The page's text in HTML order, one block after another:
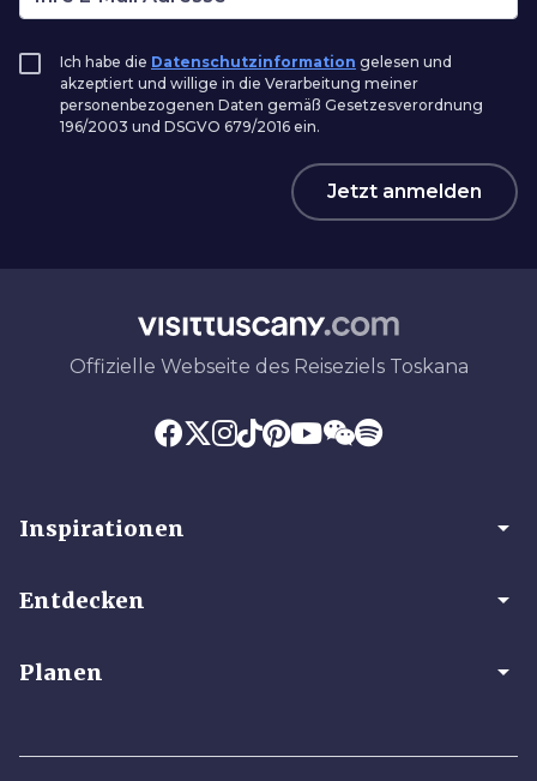
Ich habe die Datenschutzinformation gelesen und
akzeptiert und willige in die Verarbeitung meiner
personenbezogenen Daten gemäß Gesetzesverordnung
196/2003 und DSGVO 679/2016 ein.
Jetzt anmelden
Offizielle Webseite des Reiseziels Toskana
Inspirationen arrow_drop_down
Entdecken arrow_drop_down
Planen arrow_drop_down